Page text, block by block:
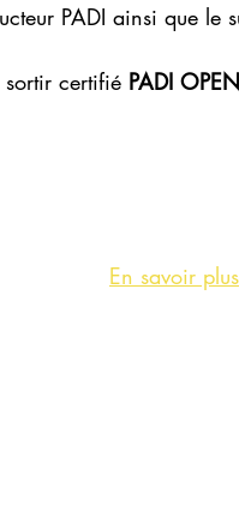
PADI ainsi que le
sortir certifié PADI
En savoir plus